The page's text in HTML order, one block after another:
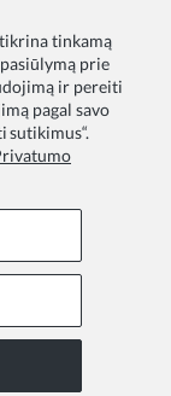
tinkamą
prie
ir pereiti
pagal savo
sutikimus“.